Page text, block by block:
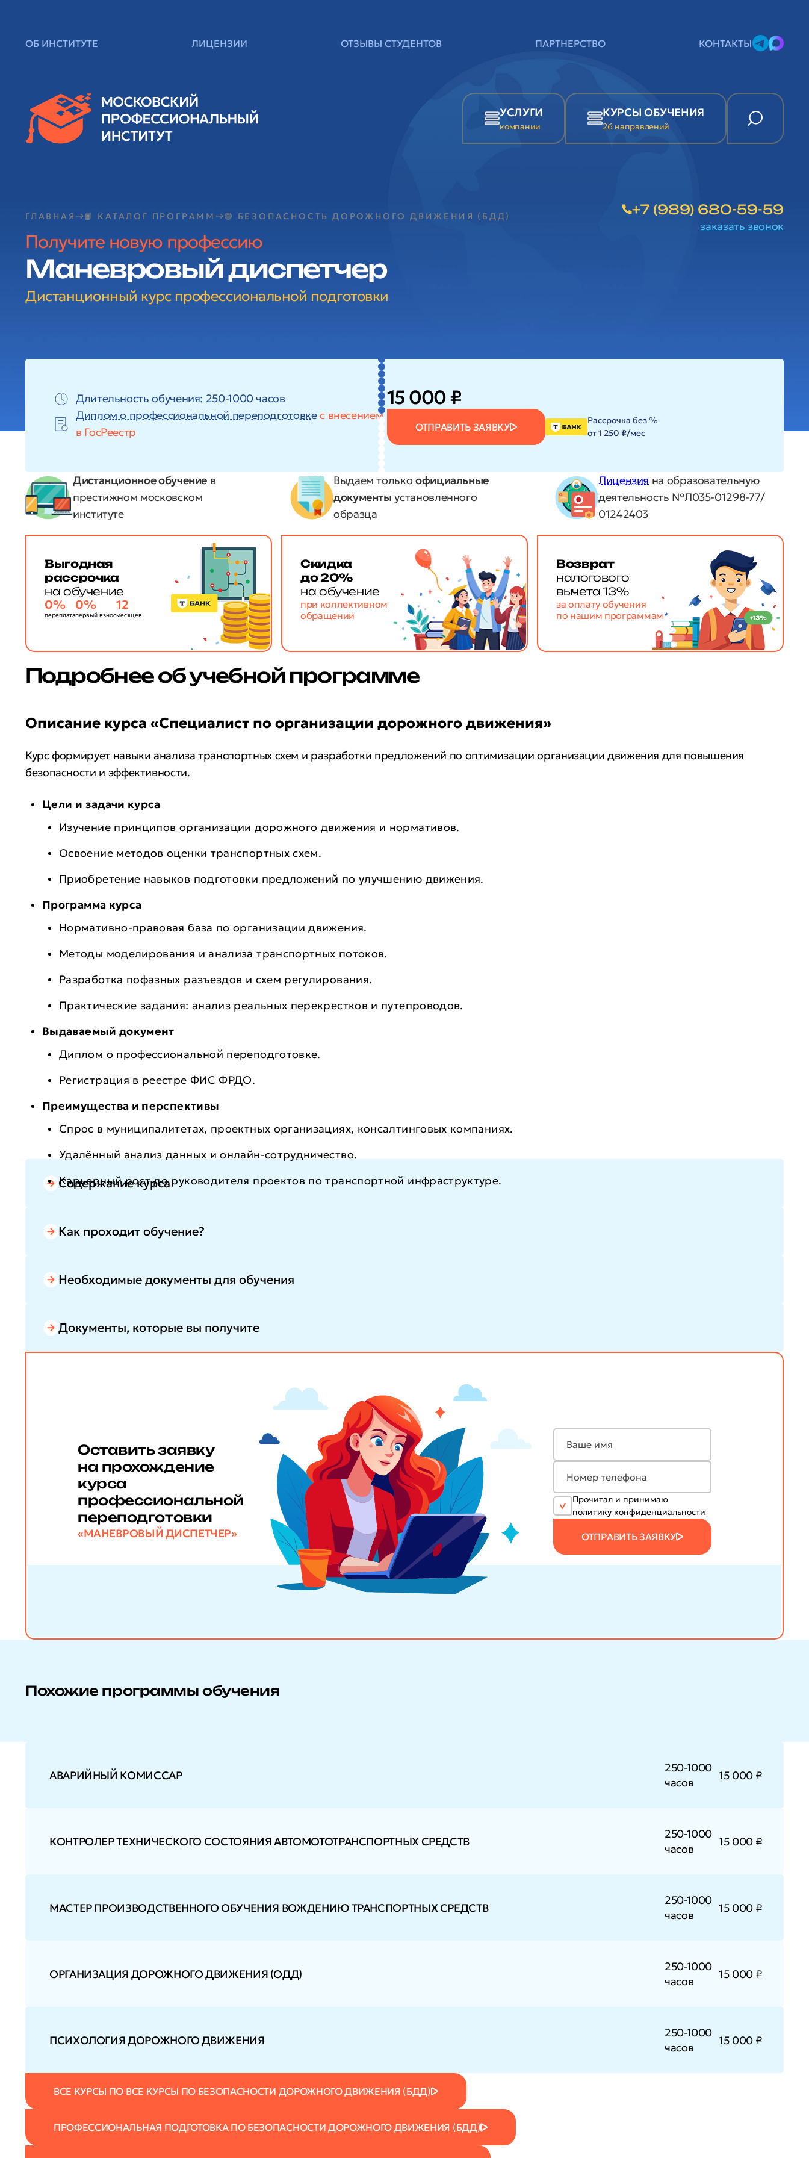
ОБ ИНСТИТУТЕ ЛИЦЕНЗИИ ОТЗЫВЫ СТУДЕНТОВ ПАРТНЕРСТВО КОНТАКТЫ
УСЛУГИ
компании
КУРСЫ ОБУЧЕНИЯ
26 направлений
ГЛАВНАЯ 📙 КАТАЛОГ ПРОГРАММ 🟢 БЕЗОПАСНОСТЬ ДОРОЖНОГО ДВИЖЕНИЯ (БДД) +7 (989) 680-59-59
заказать звонок
Получите новую профессию
Маневровый диспетчер
Дистанционный курс профессиональной подготовки
Длительность обучения: 250-1000 часов
Диплом о профессиональной переподготовке с внесением
в ГосРеестр
15 000 ₽
ОТПРАВИТЬ ЗАЯВКУ
Рассрочка без %
от 1 250 ₽/мес
Дистанционное обучение в
престижном московском
институте
Выдаем только официальные
документы установленного
образца
Лицензия на образовательную
деятельность №Л035-01298-77/
01242403
Выгодная
рассрочка
на обучение
0%
переплата
0%
первый взнос
12
месяцев
Скидка
до 20%
на обучение
при коллективном
обращении
Возврат
налогового
вычета 13%
за оплату обучения
по нашим программам
Подробнее об учебной программе
Описание курса «Специалист по организации дорожного движения»
Курс формирует навыки анализа транспортных схем и разработки предложений по оптимизации организации движения для повышения
безопасности и эффективности.
Цели и задачи курса
Изучение принципов организации дорожного движения и нормативов.
Освоение методов оценки транспортных схем.
Приобретение навыков подготовки предложений по улучшению движения.
Программа курса
Нормативно-правовая база по организации движения.
Методы моделирования и анализа транспортных потоков.
Разработка пофазных разъездов и схем регулирования.
Практические задания: анализ реальных перекрестков и путепроводов.
Выдаваемый документ
Диплом о профессиональной переподготовке.
Регистрация в реестре ФИС ФРДО.
Преимущества и перспективы
Спрос в муниципалитетах, проектных организациях, консалтинговых компаниях.
Удалённый анализ данных и онлайн-сотрудничество.
Карьерный рост до руководителя проектов по транспортной инфраструктуре.
Содержание курса
Как проходит обучение?
Необходимые документы для обучения
Документы, которые вы получите
Оставить заявку
на прохождение
курса
профессиональной
переподготовки
«МАНЕВРОВЫЙ ДИСПЕТЧЕР»
Прочитал и принимаю
политику конфиденциальности
ОТПРАВИТЬ ЗАЯВКУ
Похожие программы обучения
АВАРИЙНЫЙ КОМИССАР
250-1000
часов
15 000 ₽
КОНТРОЛЕР ТЕХНИЧЕСКОГО СОСТОЯНИЯ АВТОМОТОТРАНСПОРТНЫХ СРЕДСТВ
250-1000
часов
15 000 ₽
МАСТЕР ПРОИЗВОДСТВЕННОГО ОБУЧЕНИЯ ВОЖДЕНИЮ ТРАНСПОРТНЫХ СРЕДСТВ
250-1000
часов
15 000 ₽
ОРГАНИЗАЦИЯ ДОРОЖНОГО ДВИЖЕНИЯ (ОДД)
250-1000
часов
15 000 ₽
ПСИХОЛОГИЯ ДОРОЖНОГО ДВИЖЕНИЯ
250-1000
часов
15 000 ₽
ВСЕ КУРСЫ ПО ВСЕ КУРСЫ ПО БЕЗОПАСНОСТИ ДОРОЖНОГО ДВИЖЕНИЯ (БДД)
ПРОФЕССИОНАЛЬНАЯ ПОДГОТОВКА ПО БЕЗОПАСНОСТИ ДОРОЖНОГО ДВИЖЕНИЯ (БДД)